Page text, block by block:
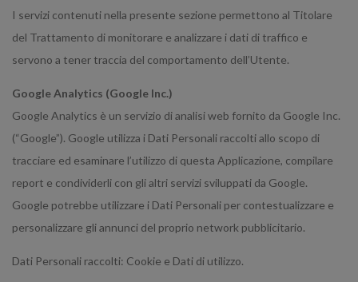
I servizi contenuti nella presente sezione permettono al Titolare
del Trattamento di monitorare e analizzare i dati di traffico e
servono a tener traccia del comportamento dell’Utente.
Google Analytics (Google Inc.)
Google Analytics è un servizio di analisi web fornito da Google Inc.
(“Google”). Google utilizza i Dati Personali raccolti allo scopo di
tracciare ed esaminare l’utilizzo di questa Applicazione, compilare
report e condividerli con gli altri servizi sviluppati da Google.
Google potrebbe utilizzare i Dati Personali per contestualizzare e
personalizzare gli annunci del proprio network pubblicitario.
Dati Personali raccolti: Cookie e Dati di utilizzo.